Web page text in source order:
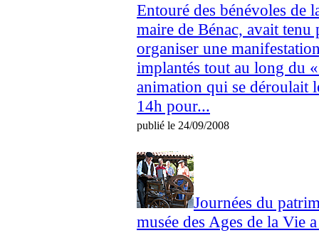
Entouré des bénévoles de
maire de Bénac, avait
organiser une
implantés tout au long du
animation qui se déroulait
14h pour...
publié le 24/09/2008
Journées du
musée des Ages de la Vie